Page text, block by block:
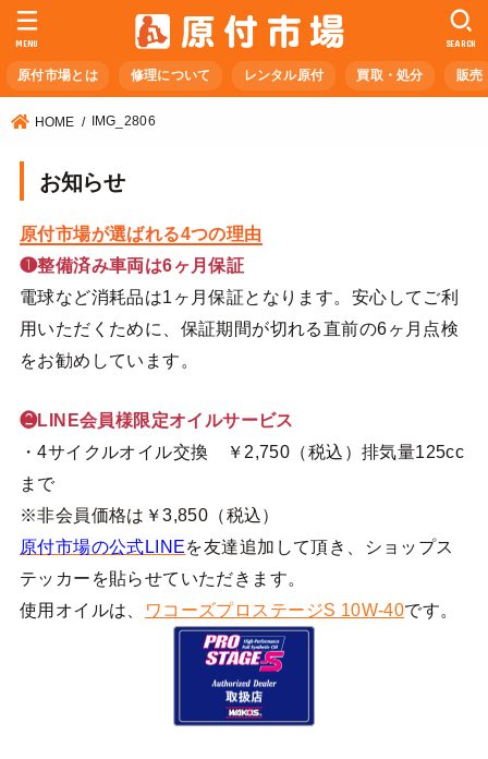
原付市場とは 修理について レンタル原付 買取・処分 販売
SEARCH
MENU
HOME IMG_2806
お知らせ
原付市場が選ばれる4つの理由
❶整備済み車両は6ヶ月保証
電球など消耗品は1ヶ月保証となります。安心してご利
用いただくために、保証期間が切れる直前の6ヶ月点検
をお勧めしています。
❷LINE会員様限定オイルサービス
・4サイクルオイル交換 ￥2,750（税込）排気量125cc
まで
※非会員価格は￥3,850（税込）
原付市場の公式LINEを友達追加して頂き、ショップス
テッカーを貼らせていただきます。
使用オイルは、
ワコーズプロステージS 10W-40です。